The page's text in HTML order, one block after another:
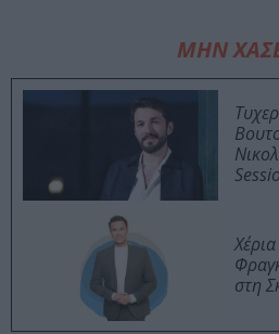
ΜΗΝ
στη